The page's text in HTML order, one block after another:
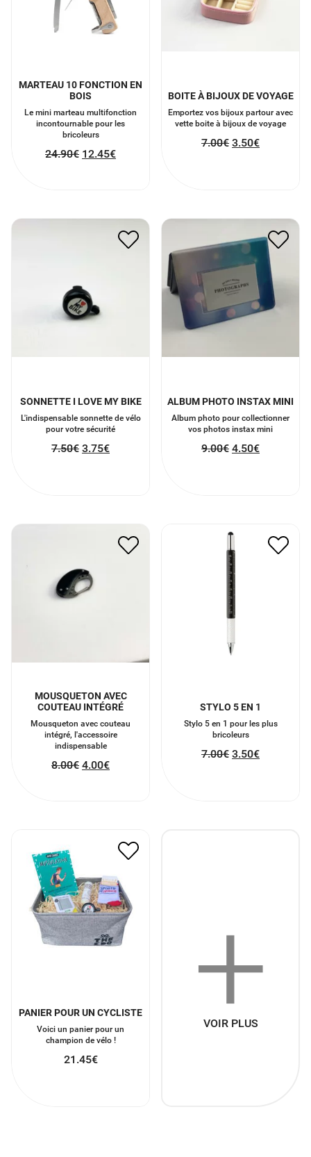
MARTEAU 10 FONCTION EN
BOIS
Le mini marteau multifonction
incontournable pour les
bricoleurs
24.90€ 12.45€
BOITE À BIJOUX DE VOYAGE
Emportez vos bijoux partour avec
vette boite à bijoux de voyage
7.00€ 3.50€
BIKE
SONNETTE I LOVE MY BIKE
L'indispensable sonnette de vélo
pour votre sécurité
7.50€ 3.75€
MINI
ALBUM PHOTO INSTAX MINI
Album photo pour collectionner
vos photos instax mini
9.00€ 4.50€
COUTEAU INTÉGRÉ
MOUSQUETON AVEC
COUTEAU INTÉGRÉ
Mousqueton avec couteau
intégré, l'accessoire
indispensable
8.00€ 4.00€
€ 3.50
STYLO 5 EN 1
Stylo 5 en 1 pour les plus
bricoleurs
7.00€ 3.50€
PANIER POUR UN CYCLISTE
Voici un panier pour un
champion de vélo !
21.45€
+
VOIR PLUS